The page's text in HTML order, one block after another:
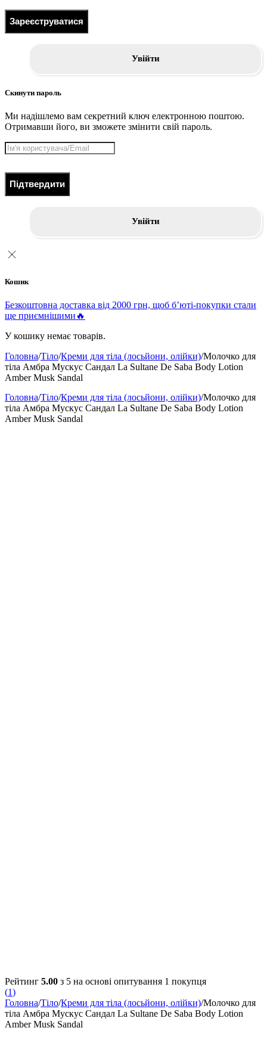
Зареєструватися
Увійти
Скинути пароль
Ми надішлемо вам секретний ключ електронною поштою.
Отримавши його, ви зможете змінити свій пароль.
Підтвердити
Увійти
Кошик
Безкоштовна доставка від 2000 грн, щоб б’юті-покупки стали
ще приємнішими🔥
У кошику немає товарів.
Головна/Тіло/Креми для тіла (лосьйони, олійки)/Молочко для
тіла Амбра Мускус Сандал La Sultane De Saba Body Lotion
Amber Musk Sandal
Головна/Тіло/Креми для тіла (лосьйони, олійки)/Молочко для
тіла Амбра Мускус Сандал La Sultane De Saba Body Lotion
Amber Musk Sandal
Рейтинг 5.00 з 5 на основі опитування 1 покупця
(1)
Головна/Тіло/Креми для тіла (лосьйони, олійки)/Молочко для
тіла Амбра Мускус Сандал La Sultane De Saba Body Lotion
Amber Musk Sandal